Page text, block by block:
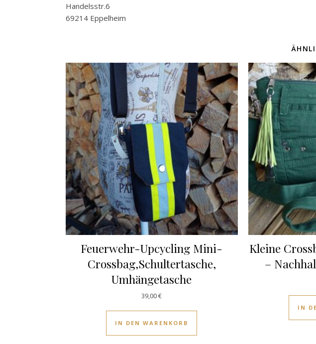
Handelsstr.6
69214 Eppelheim
Feuerwehr-Upcycling Mini-
Crossbag,Schultertasche,
Umhängetasche
39,00€
IN DEN WARENKORB
Kleine
–
IN